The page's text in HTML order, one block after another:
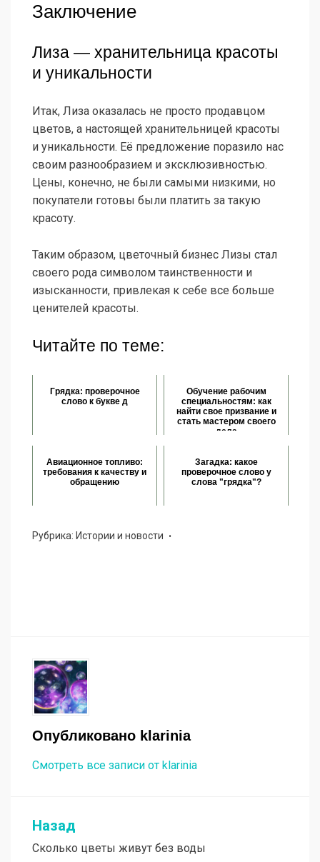
Заключение
Лиза — хранительница красоты
и уникальности
Итак, Лиза оказалась не просто продавцом
цветов, а настоящей хранительницей красоты
и уникальности. Её предложение поразило нас
своим разнообразием и эксклюзивностью.
Цены, конечно, не были самыми низкими, но
покупатели готовы были платить за такую
красоту.
Таким образом, цветочный бизнес Лизы стал
своего рода символом таинственности и
изысканности, привлекая к себе все больше
ценителей красоты.
Читайте по теме:
Грядка: проверочное
слово к букве д
Обучение рабочим
специальностям: как
найти свое призвание и
стать мастером своего
дела
Авиационное топливо:
требования к качеству и
обращению
Загадка: какое
проверочное слово у
слова "грядка"?
Рубрика: Истории и новости
Опубликовано klarinia
Смотреть все записи от klarinia
Навигация
по
Назад
Сколько цветы живут без воды